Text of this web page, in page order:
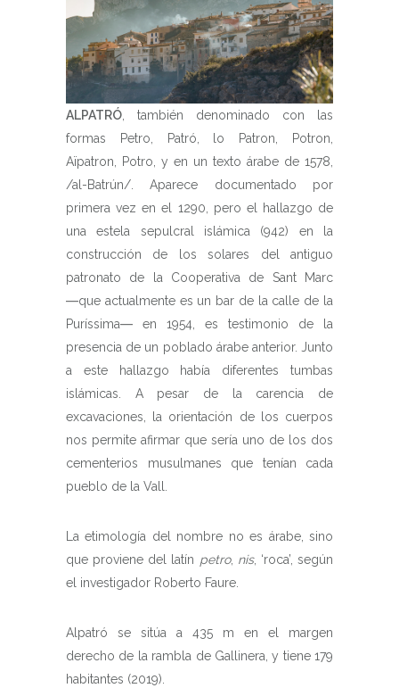
ALPATRÓ , también denominado con las
formas Petro, Patró, lo Patron, Potron,
Aïpatron, Potro, y en un texto árabe de 1578,
/al-Batrún/. Aparece documentado por
primera vez en el 1290, pero el hallazgo de
una estela sepulcral islámica (942) en la
construcción de los solares del antiguo
patronato de la Cooperativa de Sant Marc
―que actualmente es un bar de la calle de la
Puríssima― en 1954, es testimonio de la
presencia de un poblado árabe anterior. Junto
a este hallazgo había diferentes tumbas
islámicas. A pesar de la carencia de
excavaciones, la orientación de los cuerpos
nos permite afirmar que sería uno de los dos
cementerios musulmanes que tenían cada
pueblo de la Vall.
La etimología del nombre no es árabe, sino
que proviene del latín petro, nis, ‘roca’, según
el investigador Roberto Faure.
Alpatró se sitúa a 435 m en el margen
derecho de la rambla de Gallinera, y tiene 179
habitantes (2019).